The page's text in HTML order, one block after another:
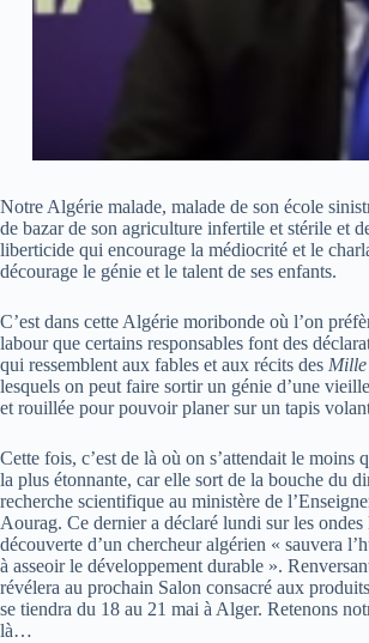
Notre Algérie malade, malade de son école
de bazar de son agriculture infertile et stérile et
liberticide qui encourage la médiocrité et le
décourage le génie et le talent de ses enfants.
C’est dans cette Algérie moribonde où l’on
labour que certains responsables font des
qui ressemblent aux fables et aux récits des Mille
lesquels on peut faire sortir un génie d’une
et rouillée pour pouvoir planer sur un tapis
Cette fois, c’est de là où on s’attendait le moins
la plus étonnante, car elle sort de la bouche du
recherche scientifique au ministère de
Aourag. Ce dernier a déclaré lundi sur les
découverte d’un chercheur algérien « sauvera
à asseoir le développement durable ».
révélera au prochain Salon consacré aux
se tiendra du 18 au 21 mai à Alger. Retenons
là…